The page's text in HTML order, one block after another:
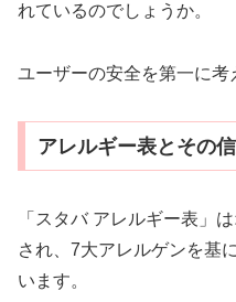
れているのでしょうか。
ユーザーの安全を第一に考
アレルギー表とその
「スタバ アレルギー表」
され、7大アレルゲンを基
います。